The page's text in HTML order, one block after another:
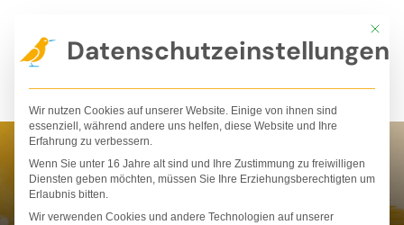
Inhalt
springen
Tina A. Pupis
Mit
Datenschutzeinstellungen
Wir nutzen Cookies auf unserer Website. Einige von ihnen sind
essenziell, während andere uns helfen, diese Website und Ihre
Erfahrung zu verbessern.
Wenn Sie unter 16 Jahre alt sind und Ihre Zustimmung zu freiwilligen
Diensten geben möchten, müssen Sie Ihre Erziehungsberechtigten um
Erlaubnis bitten.
Wir verwenden Cookies und andere Technologien auf unserer